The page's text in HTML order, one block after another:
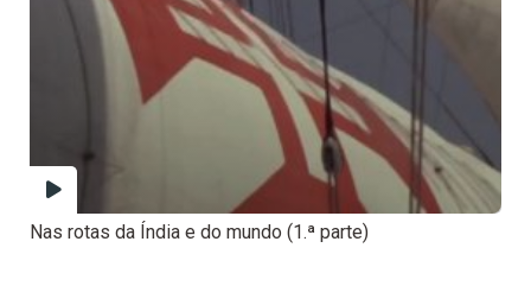
Nas rotas da Índia e do mundo (1.ª parte)